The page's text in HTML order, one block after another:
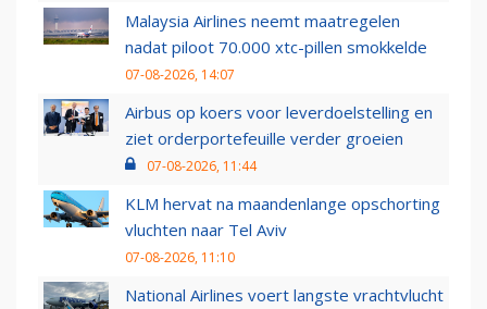
Malaysia Airlines neemt maatregelen
nadat piloot 70.000 xtc-pillen smokkelde
07-08-2026, 14:07
Airbus op koers voor leverdoelstelling en
ziet orderportefeuille verder groeien
07-08-2026, 11:44
KLM hervat na maandenlange opschorting
vluchten naar Tel Aviv
07-08-2026, 11:10
National Airlines voert langste vrachtvlucht